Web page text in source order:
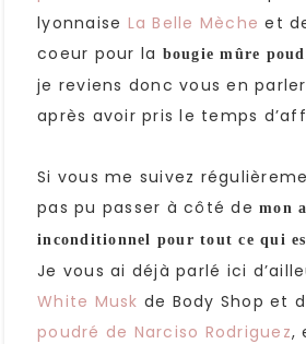
lyonnaise La Belle Mèche et
coeur pour la bougie mûre
je reviens donc vous en
après avoir pris le temps
Si vous me suivez
pas pu passer à côté de mon
inconditionnel pour tout ce qui
Je vous ai déjà parlé ici
White Musk de Body Shop et
poudré de Narciso Rodriguez,